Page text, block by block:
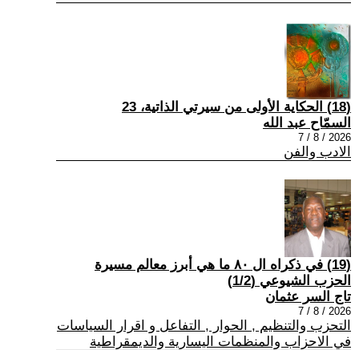
(18) الحكاية الأولى من سيرتي الذاتية، 23
السمّاح عبد الله
2026 / 8 / 7
الادب والفن
(19) في ذكراه ال ٨٠ ما هي أبرز معالم مسيرة
الحزب الشيوعي (1/2)
تاج السر عثمان
2026 / 8 / 7
التحزب والتنظيم , الحوار , التفاعل و اقرار السياسات
في الاحزاب والمنظمات اليسارية والديمقراطية